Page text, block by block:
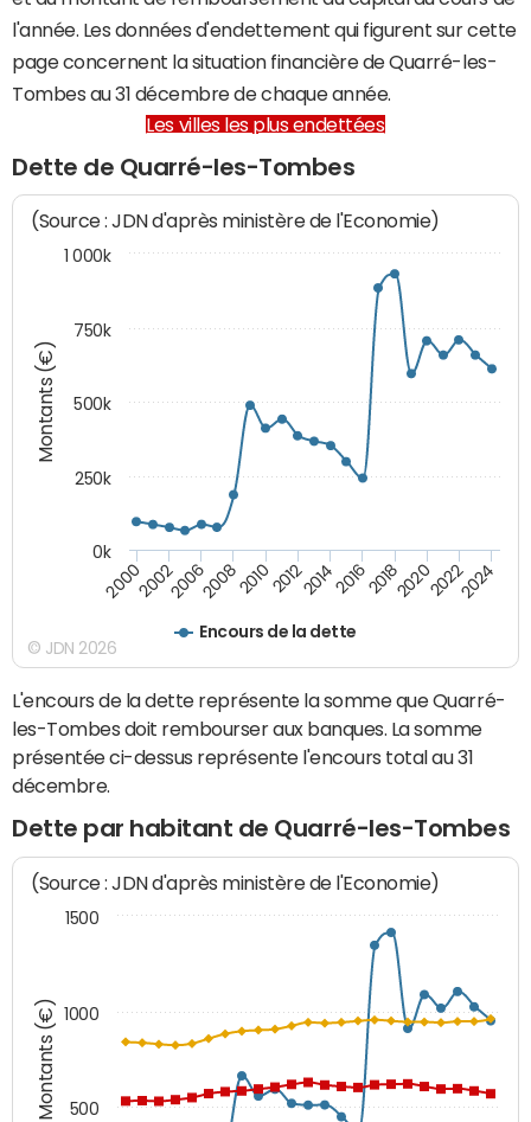
l'année. Les données d'endettement qui figurent sur cette
page concernent la situation financière de Quarré-les-
Tombes au 31 décembre de chaque année.
Les villes les plus endettées
Dette de Quarré-les-Tombes
Montants (€)
(Source : JDN d'après ministère de l'Economie)
Encours de la dette
200020022006200820102012201420162018202020222024
0k
250k
500k
750k
1 000k
© JDN 2026
L'encours de la dette représente la somme que Quarré-
les-Tombes doit rembourser aux banques. La somme
présentée ci-dessus représente l'encours total au 31
décembre.
Dette par habitant de Quarré-les-Tombes
Montants (€)
(Source : JDN d'après ministère de l'Economie)
500
1000
1500